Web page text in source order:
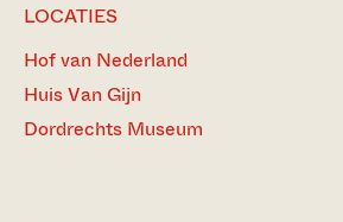
LOCATIES
Hof van Nederland
Huis Van Gijn
Dordrechts Museum